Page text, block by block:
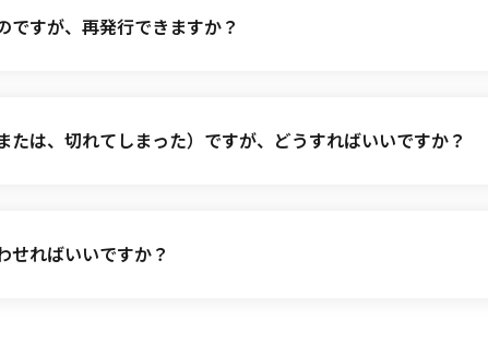
けます。また、メンバー向けのお得なプランやキャンペー
ですが、再発行できますか？
たは、切れてしまった）ですが、どうすればいいですか？
さい。
せればいいですか？